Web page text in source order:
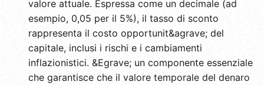
valore attuale. Espressa come un decimale (ad
esempio, 0,05 per il 5%), il tasso di sconto
rappresenta il costo opportunit&agrave; del
capitale, inclusi i rischi e i cambiamenti
inflazionistici. &Egrave; un componente essenziale
che garantisce che il valore temporale del denaro